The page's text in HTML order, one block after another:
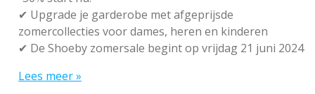
✔ Upgrade je garderobe met afgeprijsde
zomercollecties voor dames, heren en kinderen
✔ De Shoeby zomersale begint op vrijdag 21 juni 2024
Lees meer »